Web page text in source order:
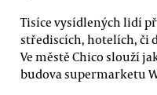
Tisíce vysídlených lidí
střediscích, hotelích, či
Ve městě Chico slouží
budova supermarketu